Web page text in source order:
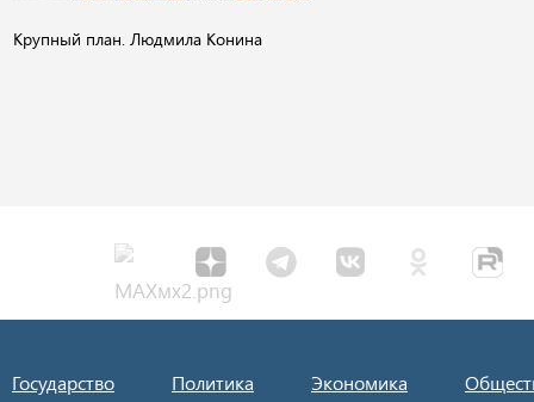
Крупный план. Людмила Конина
Государство Политика Экономика